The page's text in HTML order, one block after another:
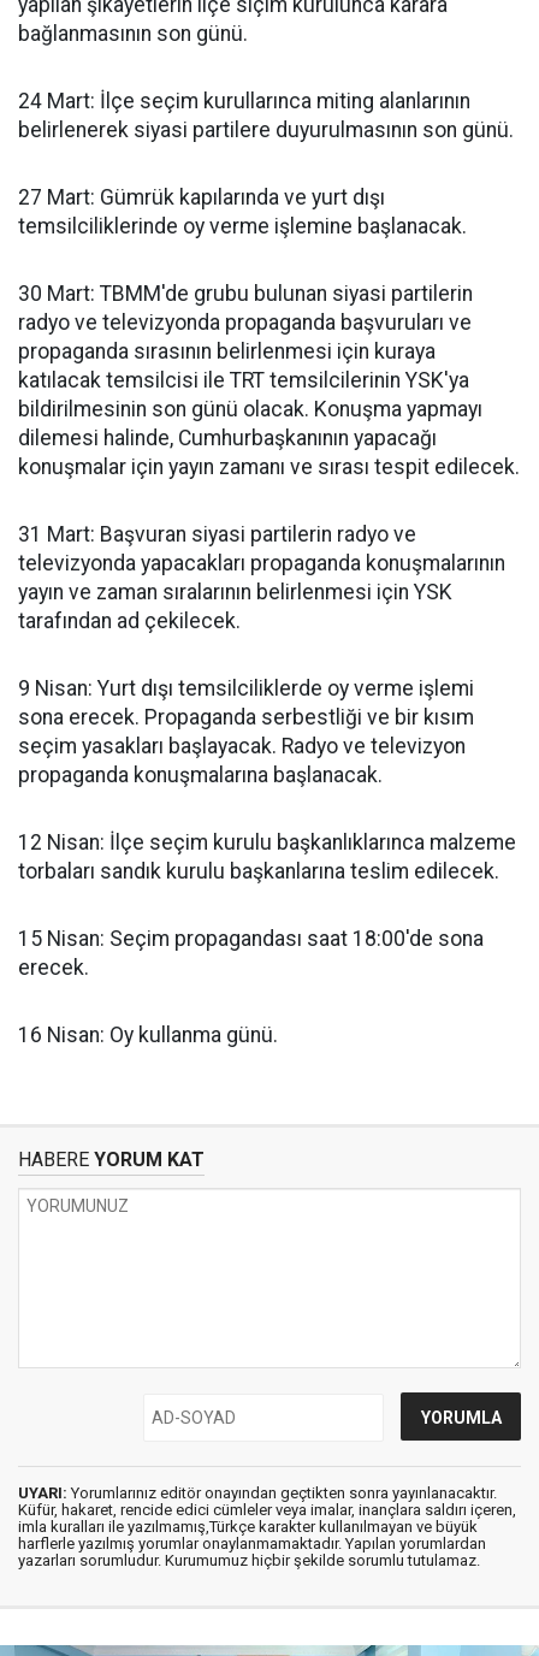
yapılan şikayetlerin ilçe siçim kurulunca karara
bağlanmasının son günü.
24 Mart: İlçe seçim kurullarınca miting alanlarının
belirlenerek siyasi partilere duyurulmasının son günü.
27 Mart: Gümrük kapılarında ve yurt dışı
temsilciliklerinde oy verme işlemine başlanacak.
30 Mart: TBMM'de grubu bulunan siyasi partilerin
radyo ve televizyonda propaganda başvuruları ve
propaganda sırasının belirlenmesi için kuraya
katılacak temsilcisi ile TRT temsilcilerinin YSK'ya
bildirilmesinin son günü olacak. Konuşma yapmayı
dilemesi halinde, Cumhurbaşkanının yapacağı
konuşmalar için yayın zamanı ve sırası tespit edilecek.
31 Mart: Başvuran siyasi partilerin radyo ve
televizyonda yapacakları propaganda konuşmalarının
yayın ve zaman sıralarının belirlenmesi için YSK
tarafından ad çekilecek.
9 Nisan: Yurt dışı temsilciliklerde oy verme işlemi
sona erecek. Propaganda serbestliği ve bir kısım
seçim yasakları başlayacak. Radyo ve televizyon
propaganda konuşmalarına başlanacak.
12 Nisan: İlçe seçim kurulu başkanlıklarınca malzeme
torbaları sandık kurulu başkanlarına teslim edilecek.
15 Nisan: Seçim propagandası saat 18:00'de sona
erecek.
16 Nisan: Oy kullanma günü.
HABERE YORUM KAT
UYARI: Yorumlarınız editör onayından geçtikten sonra yayınlanacaktır.
Küfür, hakaret, rencide edici cümleler veya imalar, inançlara saldırı içeren,
imla kuralları ile yazılmamış,Türkçe karakter kullanılmayan ve büyük
harflerle yazılmış yorumlar onaylanmamaktadır. Yapılan yorumlardan
yazarları sorumludur. Kurumumuz hiçbir şekilde sorumlu tutulamaz.